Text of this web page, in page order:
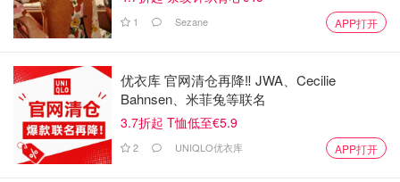
1 Sezane APP打开
优衣库 官网清仓再降‼️ JWA、Cecilie
Bahnsen、米菲兔等联名
3.7折起 T恤低至€5.9
2 UNIQLO优衣库 APP打开